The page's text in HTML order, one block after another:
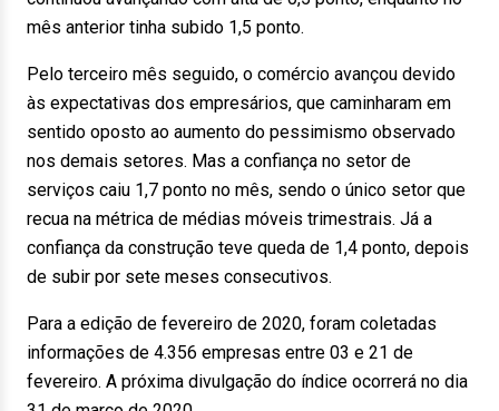
mês anterior tinha subido 1,5 ponto.
Pelo terceiro mês seguido, o comércio avançou devido
às expectativas dos empresários, que caminharam em
sentido oposto ao aumento do pessimismo observado
nos demais setores. Mas a confiança no setor de
serviços caiu 1,7 ponto no mês, sendo o único setor que
recua na métrica de médias móveis trimestrais. Já a
confiança da construção teve queda de 1,4 ponto, depois
de subir por sete meses consecutivos.
Para a edição de fevereiro de 2020, foram coletadas
informações de 4.356 empresas entre 03 e 21 de
fevereiro. A próxima divulgação do índice ocorrerá no dia